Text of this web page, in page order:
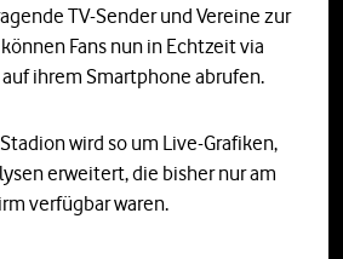
TV-Sender und Vereine zur
Fans nun in Echtzeit via
ihrem Smartphone abrufen.
wird so um Live-Grafiken,
erweitert, die bisher nur am
verfügbar waren.